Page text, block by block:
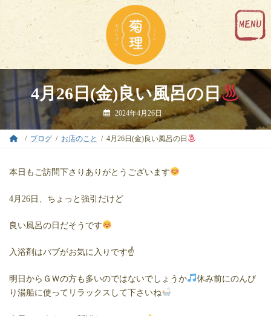
ツ
へ
ス
ッ
プ
シ
ョ
ン
移
動
4月26日(金)良い風呂の日
2024年4月26日
ブログ お店のこと 4月26日(金)良い風呂の日
本日もご訪問下さりありがとうございます
4月26日、ちょっと強引だけど
良い風呂の日だそうです
入浴剤はバブがお気に入りです☝️
明日からＧＷの方も多いのではないでしょうか
休み前にのんび
り湯船に使ってリラックスして下さいね